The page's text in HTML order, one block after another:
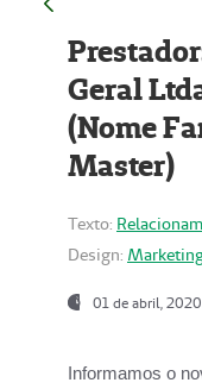
Geral
(Nome
Master)
Texto:
Design:
01 de abril, 2020
Informamos o